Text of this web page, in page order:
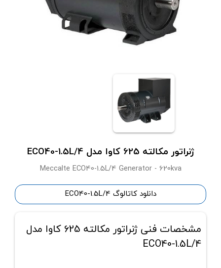
ژنراتور مکالته 625 کاوا مدل ECO40-1.5L/4
Meccalte ECO40-1.5L/4 Generator - 620kva
دانلود کاتالوگ ECO40-1.5L/4
مشخصات فنی ژنراتور مکالته 625 کاوا مدل
ECO40-1.5L/4